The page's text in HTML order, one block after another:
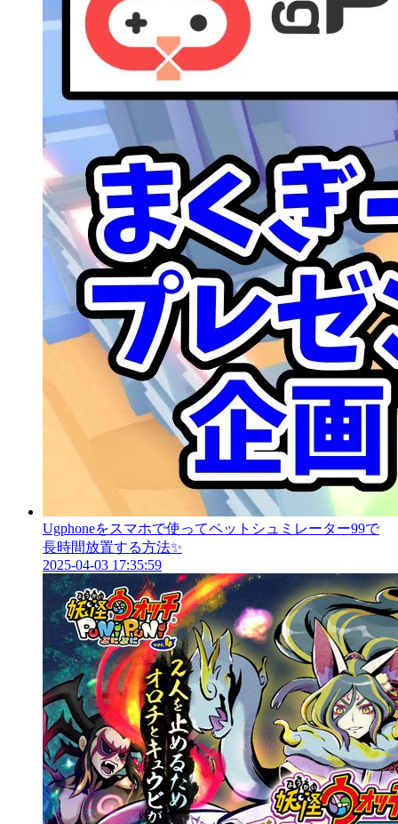
Ugphoneをスマホで使ってペットシュミレーター99で
長時間放置する方法✨
2025-04-03 17:35:59